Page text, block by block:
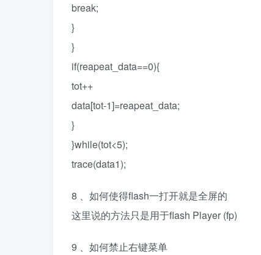
break;
}
}
if(reapeat_data==0){
tot++
data[tot-1]=reapeat_data;
}
}while(tot<5);
trace(data1);
8 、如何使得flash一打开就是全屏的
这里说的方法只是用于flash Player (fp)
9 、如何禁止右键菜单